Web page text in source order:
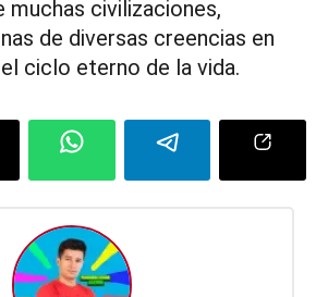
muchas civilizaciones,
de diversas creencias en
ciclo eterno de la vida.